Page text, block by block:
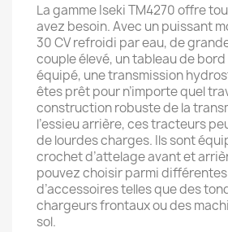
La gamme Iseki TM4270 offre
avez besoin. Avec un puissant
30 CV refroidi par eau, de
couple élevé, un tableau de
équipé, une transmission
êtes prêt pour n’importe quel
construction robuste de la
l’essieu arrière, ces tracteurs
de lourdes charges. Ils sont
crochet d’attelage avant et
pouvez choisir parmi
d’accessoires telles que des
chargeurs frontaux ou des
sol.